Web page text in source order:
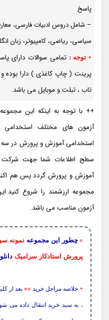
پاسخ
– شامل دروس ادبیات فارسی،
سیاسی، ریاضی، کامپیوتر، زبان
+ توجه : تمامی سوالات دارای
پرینت ( چاپ کاغذی ) دارا بوده و
تاب ، تبلت و موبایل می باشد.
++ با توجه به اینکه این
استخدامی آموزش و پرورش در سه
سطح اطلاعات شما جهت شرکت
آموزش و پرورش گردد.پس هم
مجموعه ارزشمند را شروع
آزمون مناسب می باشد.
» چطور این مجموعه نمونه
پرورش استادکار سرامیک
+ خلاصه مراحل خرید »» بعد از
، به سبد خرید انتقال داده می